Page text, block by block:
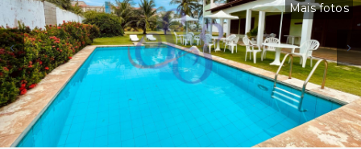
Mais fotos